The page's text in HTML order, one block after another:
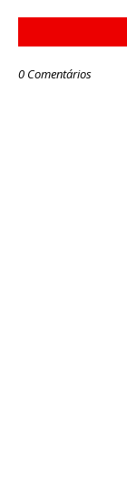
0 Comentários